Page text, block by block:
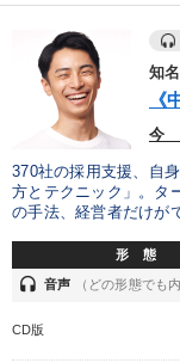
知
《
今
370社の採用支援、自
方とテクニック」。タ
の手法、経営者だけが
形 態
headset 音声 （どの形態でも
CD版